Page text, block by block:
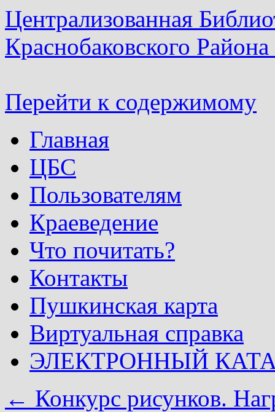
Централизованная
Краснобаковского
Перейти к содержимому
Главная
ЦБС
Пользователям
Краеведение
Что почитать?
Контакты
Пушкинская карта
Виртуальная справка
ЭЛЕКТРОННЫЙ
← Конкурс рисунков.